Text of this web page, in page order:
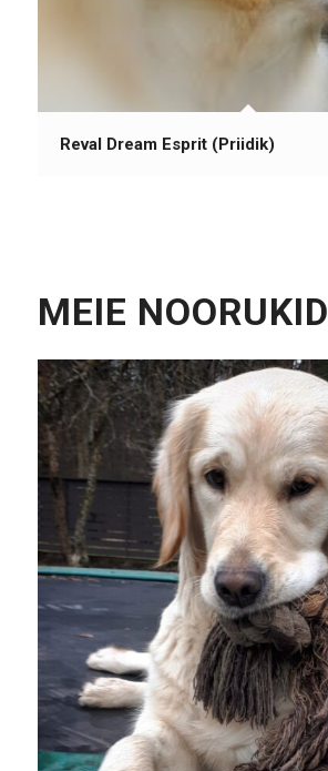
Reval Dream Esprit (Priidik)
MEIE NOORUKID